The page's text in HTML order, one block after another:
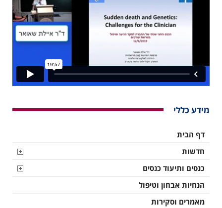
מידע כללי
דף הבית
חדשות
כנסים ותיעוד כנסים
הנחיות אבחון וטיפול
מאמרים וסקירות